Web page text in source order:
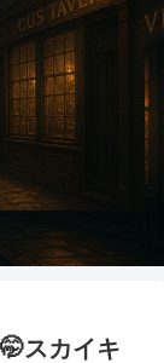
スカイキ